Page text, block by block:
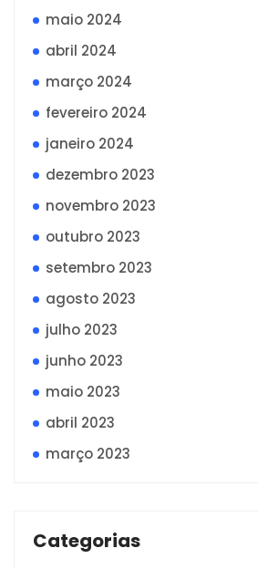
maio 2024
abril 2024
março 2024
fevereiro 2024
janeiro 2024
dezembro 2023
novembro 2023
outubro 2023
setembro 2023
agosto 2023
julho 2023
junho 2023
maio 2023
abril 2023
março 2023
Categorias